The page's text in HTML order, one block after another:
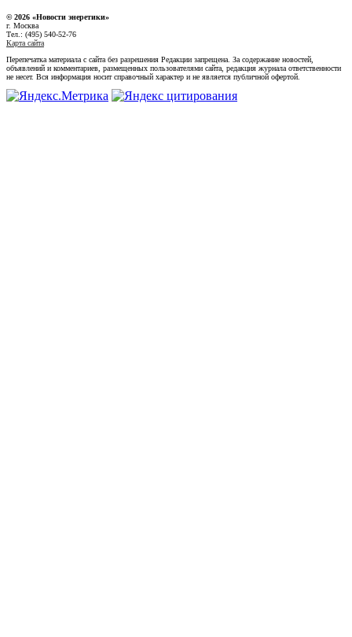
© 2026 «Новости энеретики»
г. Москва
Тел.: (495) 540-52-76
Карта сайта
Перепечатка материала с сайта без разрешения Редакции запрещена. За содержание новостей,
объявлений и комментариев, размещенных пользователями сайта, редакция журнала ответственности
не несет. Вся информация носит справочный характер и не является публичной офертой.